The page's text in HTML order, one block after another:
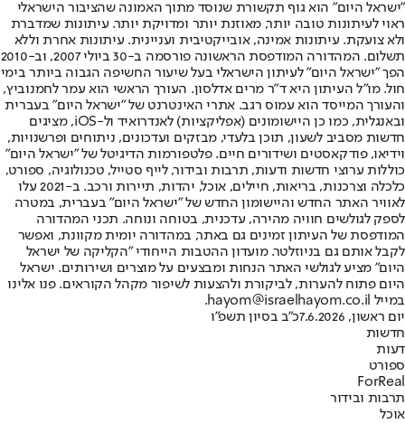
"ישראל היום" הוא גוף תקשורת שנוסד מתוך האמונה שהציבור הישראלי
ראוי לעיתונות טובה יותר, מאוזנת יותר ומדויקת יותר. עיתונות שמדברת
ולא צועקת. עיתונות אמינה, אובייקטיבית ועניינית. עיתונות אחרת וללא
תשלום. המהדורה המודפסת הראשונה פורסמה ב-30 ביולי 2007, וב-2010
הפך "ישראל היום" לעיתון הישראלי בעל שיעור החשיפה הגבוה ביותר בימי
חול. מו"ל העיתון היא ד"ר מרים אדלסון. העורך הראשי הוא עמר לחמנוביץ,
והעורך המייסד הוא עמוס רגב. אתרי האינטרנט של "ישראל היום" בעברית
ובאנגלית, כמו כן היישומונים (אפליקציות) לאנדרואיד ול-iOS, מציגים
חדשות מסביב לשעון, תוכן בלעדי, מבזקים ועדכונים, ניתוחים ופרשנויות,
וידיאו, פודקאסטים ושידורים חיים. פלטפורמות הדיגיטל של "ישראל היום"
כוללות ערוצי חדשות ודעות, תרבות ובידור, לייף סטייל, טכנולוגיה, ספורט,
כלכלה וצרכנות, בריאות, חיילים, אוכל, יהדות, תיירות ורכב. ב-2021 עלו
לאוויר האתר החדש והיישומון החדש של "ישראל היום" בעברית, במטרה
לספק לגולשים חוויה מהירה, עדכנית, בטוחה ונוחה. תכני המהדורה
המודפסת של העיתון זמינים גם באתר, במהדורה יומית מקוונת, ואפשר
לקבל אותם גם בניוזלטר. מועדון ההטבות הייחודי "הקליקה של ישראל
היום" מציע לגולשי האתר הנחות ומבצעים על מוצרים ושירותים. ישראל
היום פתוח להערות, לביקורת ולהצעות לשיפור מקהל הקוראים. פנו אלינו
במייל hayom@israelhayom.co.il.
יום ראשון, 7.6.2026
כ"ב בסיון תשפ"ו
חדשות
דעות
ספורט
ForReal
תרבות ובידור
אוכל